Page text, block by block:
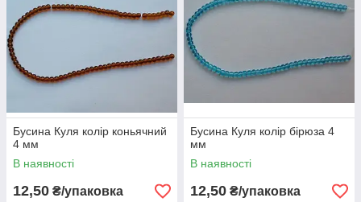
Бусина Куля колір коньячний
4 мм
В наявності
12,50 ₴/упаковка
Бусина Куля колір бірюза 4
мм
В наявності
12,50 ₴/упаковка